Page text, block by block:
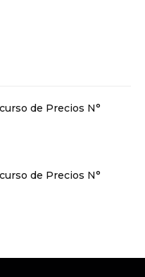
de Precios N°
de Precios N°